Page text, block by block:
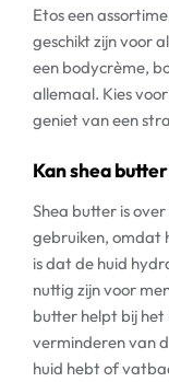
Etos een
geschikt zijn voor
een bodycrème,
allemaal. Kies
geniet van een
Kan shea
Shea butter is
gebruiken, omdat
is dat de huid
nuttig zijn voor
butter helpt bij het
verminderen van
huid hebt of